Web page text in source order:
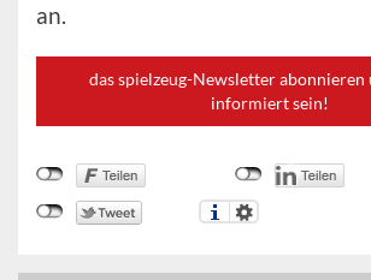
an.
das spielzeug-Newsletter
informiert sein!